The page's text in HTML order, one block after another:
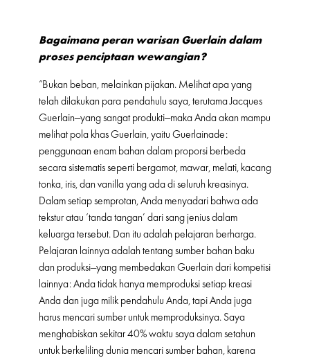
Bagaimana peran warisan Guerlain dalam
proses penciptaan wewangian?
“Bukan beban, melainkan pijakan. Melihat apa yang
telah dilakukan para pendahulu saya, terutama Jacques
Guerlain—yang sangat produkti—maka Anda akan mampu
melihat pola khas Guerlain, yaitu Guerlainade:
penggunaan enam bahan dalam proporsi berbeda
secara sistematis seperti bergamot, mawar, melati, kacang
tonka, iris, dan vanilla yang ada di seluruh kreasinya.
Dalam setiap semprotan, Anda menyadari bahwa ada
tekstur atau ‘tanda tangan’ dari sang jenius dalam
keluarga tersebut. Dan itu adalah pelajaran berharga.
Pelajaran lainnya adalah tentang sumber bahan baku
dan produksi—yang membedakan Guerlain dari kompetisi
lainnya: Anda tidak hanya memproduksi setiap kreasi
Anda dan juga milik pendahulu Anda, tapi Anda juga
harus mencari sumber untuk memproduksinya. Saya
menghabiskan sekitar 40% waktu saya dalam setahun
untuk berkeliling dunia mencari sumber bahan, karena